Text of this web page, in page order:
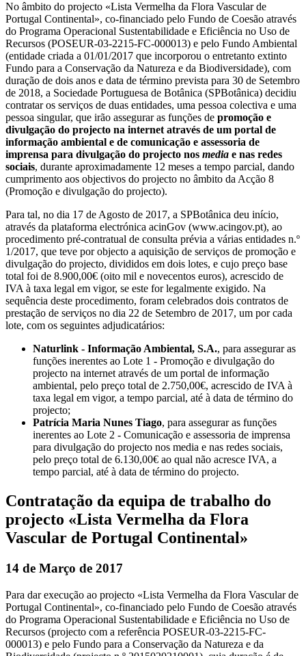
No âmbito do projecto «Lista Vermelha da Flora Vascular de
Portugal Continental», co-financiado pelo Fundo de Coesão através
do Programa Operacional Sustentabilidade e Eficiência no Uso de
Recursos (POSEUR-03-2215-FC-000013) e pelo Fundo Ambiental
(entidade criada a 01/01/2017 que incorporou o entretanto extinto
Fundo para a Conservação da Natureza e da Biodiversidade), com
duração de dois anos e data de término prevista para 30 de Setembro
de 2018, a Sociedade Portuguesa de Botânica (SPBotânica) decidiu
contratar os serviços de duas entidades, uma pessoa colectiva e uma
pessoa singular, que irão assegurar as funções de promoção e
divulgação do projecto na internet através de um portal de
informação ambiental e de comunicação e assessoria de
imprensa para divulgação do projecto nos media e nas redes
sociais, durante aproximadamente 12 meses a tempo parcial, dando
cumprimento aos objectivos do projecto no âmbito da Acção 8
(Promoção e divulgação do projecto).
Para tal, no dia 17 de Agosto de 2017, a SPBotânica deu início,
através da plataforma electrónica acinGov (www.acingov.pt), ao
procedimento pré-contratual de consulta prévia a várias entidades n.º
1/2017, que teve por objecto a aquisição de serviços de promoção e
divulgação do projecto, divididos em dois lotes, e cujo preço base
total foi de 8.900,00€ (oito mil e novecentos euros), acrescido de
IVA à taxa legal em vigor, se este for legalmente exigido. Na
sequência deste procedimento, foram celebrados dois contratos de
prestação de serviços no dia 22 de Setembro de 2017, um por cada
lote, com os seguintes adjudicatários:
Naturlink - Informação Ambiental, S.A., para assegurar as
funções inerentes ao Lote 1 - Promoção e divulgação do
projecto na internet através de um portal de informação
ambiental, pelo preço total de 2.750,00€, acrescido de IVA à
taxa legal em vigor, a tempo parcial, até à data de término do
projecto;
Patrícia Maria Nunes Tiago, para assegurar as funções
inerentes ao Lote 2 - Comunicação e assessoria de imprensa
para divulgação do projecto nos media e nas redes sociais,
pelo preço total de 6.130,00€ ao qual não acresce IVA, a
tempo parcial, até à data de término do projecto.
Contratação da equipa de trabalho do
projecto «Lista Vermelha da Flora
Vascular de Portugal Continental»
14 de Março de 2017
Para dar execução ao projecto «Lista Vermelha da Flora Vascular de
Portugal Continental», co-financiado pelo Fundo de Coesão através
do Programa Operacional Sustentabilidade e Eficiência no Uso de
Recursos (projecto com a referência POSEUR-03-2215-FC-
000013) e pelo Fundo para a Conservação da Natureza e da